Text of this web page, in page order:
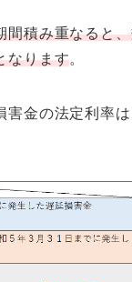
間積み重なると
なります。
害金の法定利率